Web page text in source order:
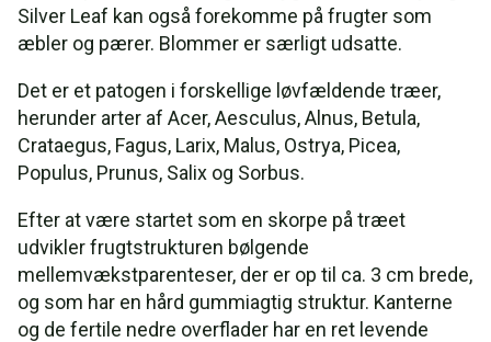
Silver Leaf kan også forekomme på frugter som
æbler og pærer. Blommer er særligt udsatte.
Det er et patogen i forskellige løvfældende træer,
herunder arter af Acer, Aesculus, Alnus, Betula,
Crataegus, Fagus, Larix, Malus, Ostrya, Picea,
Populus, Prunus, Salix og Sorbus.
Efter at være startet som en skorpe på træet
udvikler frugtstrukturen bølgende
mellemvækstparenteser, der er op til ca. 3 cm brede,
og som har en hård gummiagtig struktur. Kanterne
og de fertile nedre overflader har en ret levende